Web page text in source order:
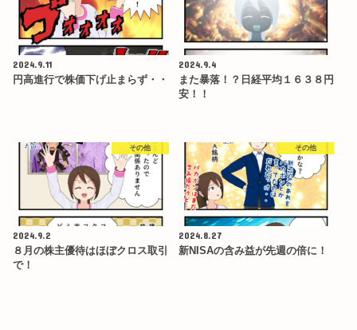
2024.9.11
円高進行で株価下げ止まらず・・
2024.9.4
また暴落！？日経平均１６３８円
安！！
その他
2024.9.2
８月の株主優待はほぼクロス取引
で！
その他
2024.8.27
新NISAの含み益が先週の倍に！